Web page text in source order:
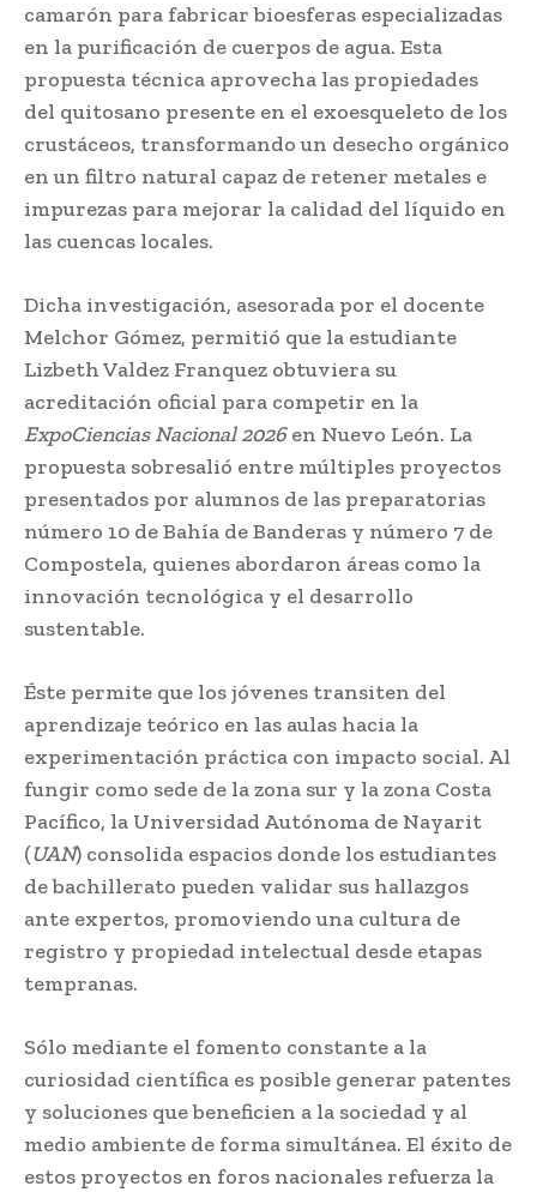
camarón para fabricar bioesferas especializadas
en la purificación de cuerpos de agua. Esta
propuesta técnica aprovecha las propiedades
del quitosano presente en el exoesqueleto de los
crustáceos, transformando un desecho orgánico
en un filtro natural capaz de retener metales e
impurezas para mejorar la calidad del líquido en
las cuencas locales.
Dicha investigación, asesorada por el docente
Melchor Gómez, permitió que la estudiante
Lizbeth Valdez Franquez obtuviera su
acreditación oficial para competir en la
ExpoCiencias Nacional 2026en Nuevo León. La
propuesta sobresalió entre múltiples proyectos
presentados por alumnos de las preparatorias
número 10 de Bahía de Banderas y número 7 de
Compostela, quienes abordaron áreas como la
innovación tecnológica y el desarrollo
sustentable.
Éste permite que los jóvenes transiten del
aprendizaje teórico en las aulas hacia la
experimentación práctica con impacto social. Al
fungir como sede de la zona sur y la zona Costa
Pacífico, la Universidad Autónoma de Nayarit
(UAN) consolida espacios donde los estudiantes
de bachillerato pueden validar sus hallazgos
ante expertos, promoviendo una cultura de
registro y propiedad intelectual desde etapas
tempranas.
Sólo mediante el fomento constante a la
curiosidad científica es posible generar patentes
y soluciones que beneficien a la sociedad y al
medio ambiente de forma simultánea. El éxito de
estos proyectos en foros nacionales refuerza la